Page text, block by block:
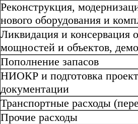
Реконструкция,
нового оборудования и
Ликвидация и консервация
мощностей и объектов,
Пополнение запасов
НИОКР и подготовка
документации
Транспортные расходы
Прочие расходы